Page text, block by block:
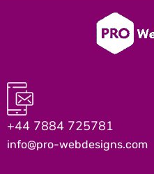
+44 7884 725781
info@pro-webdesigns.com